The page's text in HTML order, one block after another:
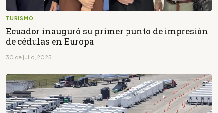
TURISMO
Ecuador inauguró su primer punto de impresión
de cédulas en Europa
30 de julio, 2025